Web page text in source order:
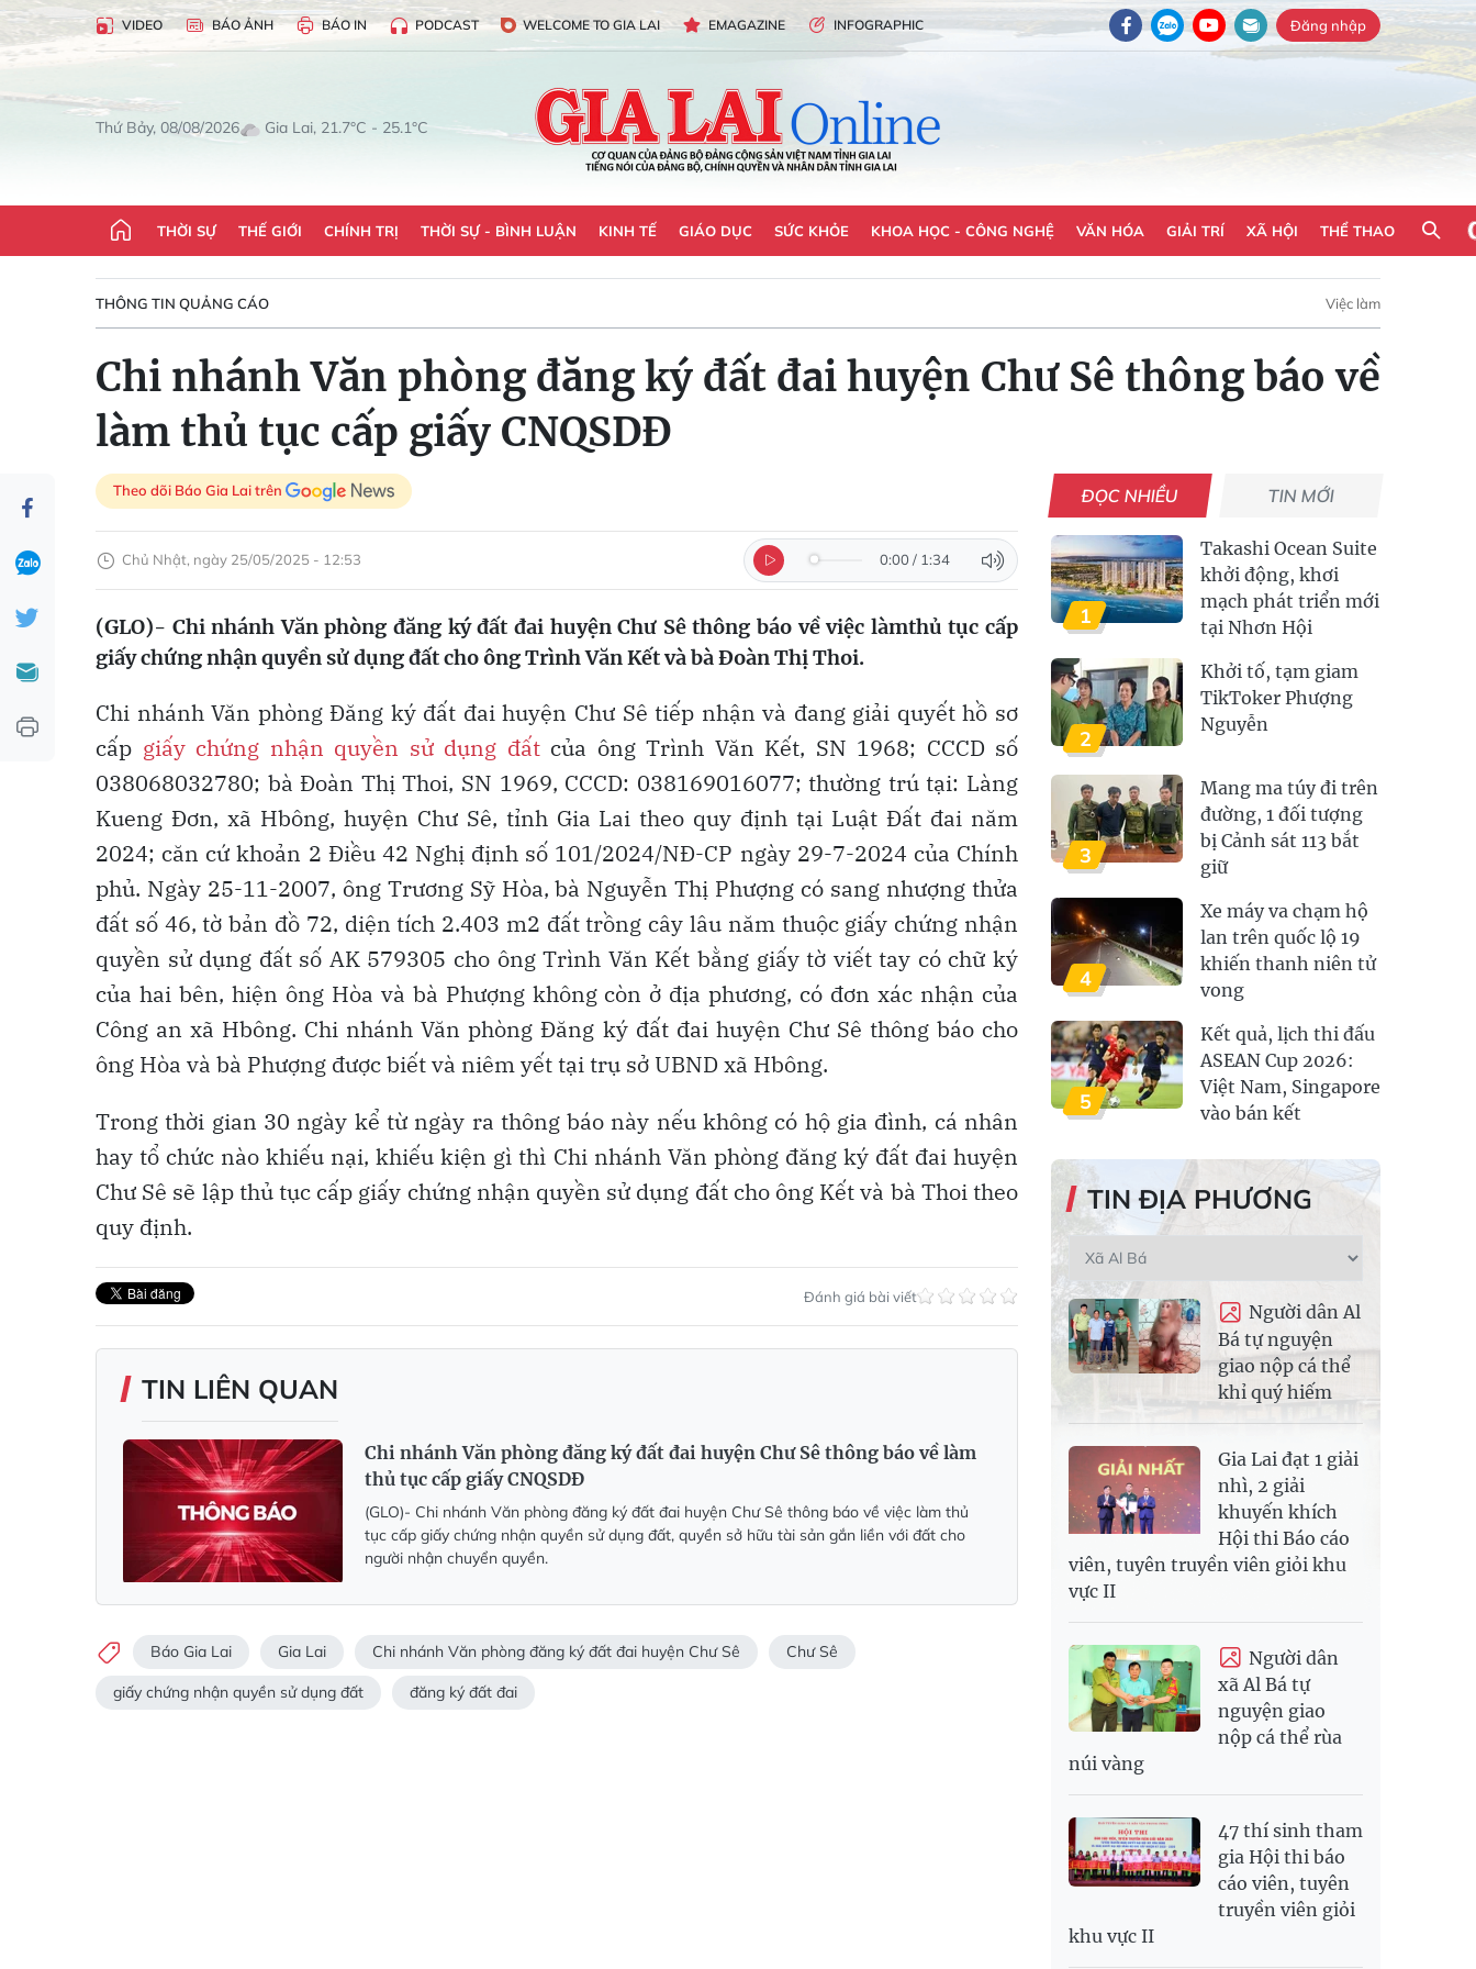
VIDEO BÁO ẢNH BÁO IN PODCAST WELCOME TO GIA LAI EMAGAZINE INFOGRAPHIC Đăng nhập
Thứ Bảy, 08/08/2026 Gia Lai, 21.7°C - 25.1°C
THỜI SỰ THẾ GIỚI CHÍNH TRỊ THỜI SỰ - BÌNH LUẬN KINH TẾ GIÁO DỤC SỨC KHỎE KHOA HỌC - CÔNG NGHỆ VĂN HÓA GIẢI TRÍ XÃ HỘI THỂ THAO
THÔNG TIN QUẢNG CÁO Việc làm
Chi nhánh Văn phòng đăng ký đất đai huyện Chư Sê thông báo về
làm thủ tục cấp giấy CNQSDĐ
Theo dõi Báo Gia Lai trên
Chủ Nhật, ngày 25/05/2025 - 12:53 0:00 / 1:34
(GLO)- Chi nhánh Văn phòng đăng ký đất đai huyện Chư Sê thông báo về việc làmthủ tục cấp
giấy chứng nhận quyền sử dụng đất cho ông Trình Văn Kết và bà Đoàn Thị Thoi.
Chi nhánh Văn phòng Đăng ký đất đai huyện Chư Sê tiếp nhận và đang giải quyết hồ sơ
cấp giấy chứng nhận quyền sử dụng đấtcủa ông Trình Văn Kết, SN 1968; CCCD số
038068032780; bà Đoàn Thị Thoi, SN 1969, CCCD: 038169016077; thường trú tại: Làng
Kueng Đơn, xã Hbông, huyện Chư Sê, tỉnh Gia Lai theo quy định tại Luật Đất đai năm
2024; căn cứ khoản 2 Điều 42 Nghị định số 101/2024/NĐ-CP ngày 29-7-2024 của Chính
phủ. Ngày 25-11-2007, ông Trương Sỹ Hòa, bà Nguyễn Thị Phượng có sang nhượng thửa
đất số 46, tờ bản đồ 72, diện tích 2.403 m2 đất trồng cây lâu năm thuộc giấy chứng nhận
quyền sử dụng đất số AK 579305 cho ông Trình Văn Kết bằng giấy tờ viết tay có chữ ký
của hai bên, hiện ông Hòa và bà Phượng không còn ở địa phương, có đơn xác nhận của
Công an xã Hbông. Chi nhánh Văn phòng Đăng ký đất đai huyện Chư Sê thông báo cho
ông Hòa và bà Phượng được biết và niêm yết tại trụ sở UBND xã Hbông.
Trong thời gian 30 ngày kể từ ngày ra thông báo này nếu không có hộ gia đình, cá nhân
hay tổ chức nào khiếu nại, khiếu kiện gì thì Chi nhánh Văn phòng đăng ký đất đai huyện
Chư Sê sẽ lập thủ tục cấp giấy chứng nhận quyền sử dụng đất cho ông Kết và bà Thoi theo
quy định.
Đánh giá bài viết
TIN LIÊN QUAN
Chi nhánh Văn phòng đăng ký đất đai huyện Chư Sê thông báo về làm
thủ tục cấp giấy CNQSDĐ
(GLO)- Chi nhánh Văn phòng đăng ký đất đai huyện Chư Sê thông báo về việc làm thủ
tục cấp giấy chứng nhận quyền sử dụng đất, quyền sở hữu tài sản gắn liền với đất cho
người nhận chuyển quyền.
Báo Gia Lai Gia Lai Chi nhánh Văn phòng đăng ký đất đai huyện Chư Sê Chư Sê
giấy chứng nhận quyền sử dụng đất đăng ký đất đai
ĐỌC NHIỀU TIN MỚI
1
Takashi Ocean Suite
khởi động, khơi
mạch phát triển mới
tại Nhơn Hội
2
Khởi tố, tạm giam
TikToker Phượng
Nguyễn
3
Mang ma túy đi trên
đường, 1 đối tượng
bị Cảnh sát 113 bắt
giữ
4
Xe máy va chạm hộ
lan trên quốc lộ 19
khiến thanh niên tử
vong
5
Kết quả, lịch thi đấu
ASEAN Cup 2026:
Việt Nam, Singapore
vào bán kết
TIN ĐỊA PHƯƠNG
Người dân Al
Bá tự nguyện
giao nộp cá thể
khỉ quý hiếm
Gia Lai đạt 1 giải
nhì, 2 giải
khuyến khích
Hội thi Báo cáo
viên, tuyên truyền viên giỏi khu
vực II
Người dân
xã Al Bá tự
nguyện giao
nộp cá thể rùa
núi vàng
47 thí sinh tham
gia Hội thi báo
cáo viên, tuyên
truyền viên giỏi
khu vực II